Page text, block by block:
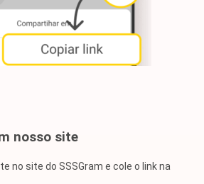
nosso site
no site do SSSGram e cole o link na